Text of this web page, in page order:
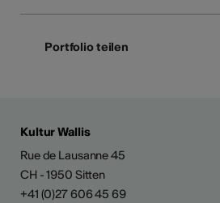
Portfolio teilen
Kultur Wallis
Rue de Lausanne 45
CH - 1950 Sitten
+41 (0)27 606 45 69